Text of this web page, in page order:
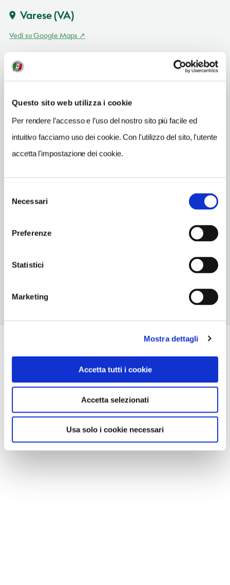
Questo sito web utilizza i cookie
Per rendere l’accesso e l’uso del nostro sito più facile ed
intuitivo facciamo uso dei cookie. Con l'utilizzo del sito, l'utente
accetta l'impostazione dei cookie.
delNecessari
Preferenze
Statistici
Marketing
Mostra dettagli
Accetta tutti i cookie
Accetta selezionati
Usa solo i cookie necessari
Varese(VA)
Vedi su Google Maps
INDIRIZZO
piazza Litta 1 - 21100
Lombardia IT
INDIRIZZO EMAIL
ristorante_luce@you.it
TELEFONO
classica,carne,pesce,di ricerca
50
Chiusura: sempre aperto